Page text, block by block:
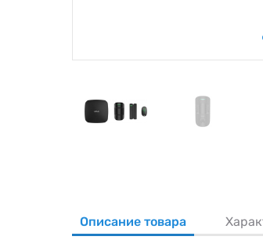
Описание товара